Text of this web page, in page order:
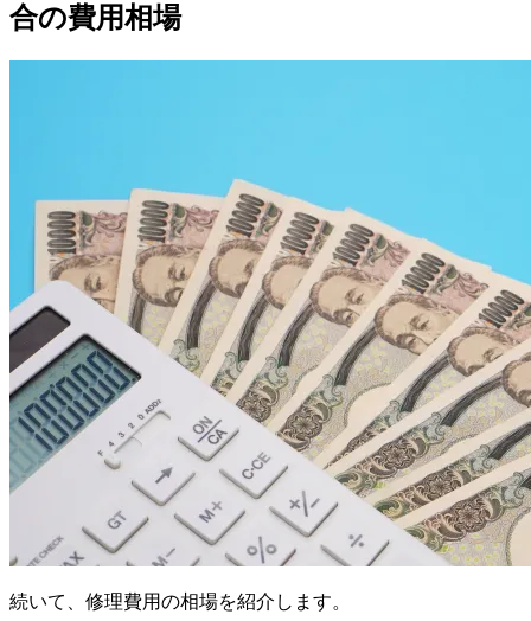
合の費用相場
続いて、修理費用の相場を紹介します。